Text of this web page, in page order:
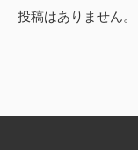
投稿はありません。